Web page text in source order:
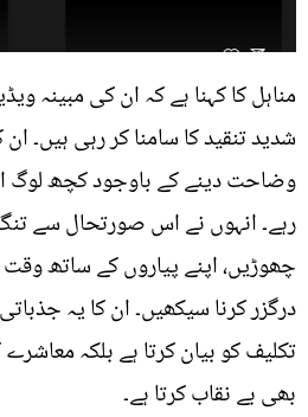
مناہل کا کہنا ہے کہ ان کی مبینہ
شدید تنقید کا سامنا کر رہی ہیں۔
وضاحت دینے کے باوجود کچھ لوگ
رہے۔ انہوں نے اس صورتحال سے
چھوڑیں، اپنے پیاروں کے ساتھ
درگزر کرنا سیکھیں۔ ان کا یہ
تکلیف کو بیان کرتا ہے بلکہ
بھی بے نقاب کرتا ہے۔